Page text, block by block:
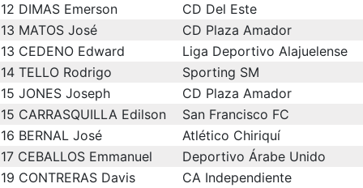
12 DIMAS Emerson
CD Del Este
13 MATOS José
CD Plaza Amador
13 CEDENO Edward
Liga Deportivo Alajuelense
14 TELLO Rodrigo
Sporting SM
15 JONES Joseph
CD Plaza Amador
15 CARRASQUILLA Edilson
San Francisco FC
16 BERNAL José
Atlético Chiriquí
17 CEBALLOS Emmanuel
Deportivo Árabe Unido
19 CONTRERAS Davis
CA Independiente